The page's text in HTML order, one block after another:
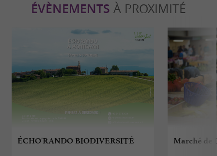
ÉVÈNEMENTS À PROXIMITÉ
ÉCHO'RANDO BIODIVERSITÉ Marché de